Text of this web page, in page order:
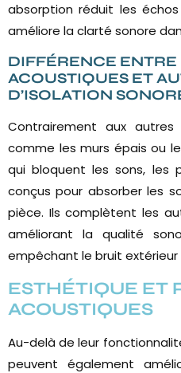
absorption réduit les
améliore la clarté sonore
DIFFÉRENCE
ACOUSTIQUES ET
D’ISOLATION
Contrairement aux autres
comme les murs épais ou
qui bloquent les sons, les
conçus pour absorber les
pièce. Ils complètent les
améliorant la qualité
empêchant le bruit extérieur
ESTHÉTIQUE ET
ACOUSTIQUES
Au-delà de leur
peuvent également